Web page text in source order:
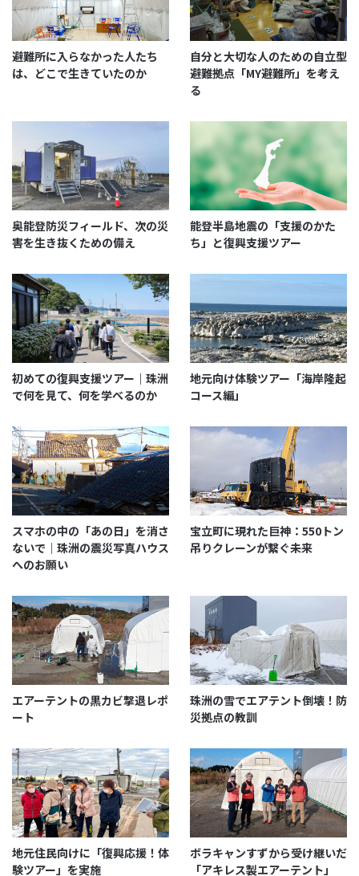
人が快適に過ごせるしっかりとした「床」を作るため
には、まずこの泥を撤去し、下地を整えることが絶対
条件です。
立ち上がったのは宮口。「やるしかない！」という気
合とともに、高圧洗浄機とスコップを手に、泥との格
闘が始まりました。
避難所に入らなかった人たち
は、どこで生きていたのか
自分と大切な人のための自立型
避難拠点「MY避難所」を考え
る
奥能登防災フィールド、次の災
害を生き抜くための備え
能登半島地震の「支援のかた
ち」と復興支援ツアー
初めての復興支援ツアー｜珠洲
で何を見て、何を学べるのか
地元向け体験ツアー「海岸隆起
コース編」
スマホの中の「あの日」を消さ
ないで｜珠洲の震災写真ハウス
へのお願い
宝立町に現れた巨神：550トン
吊りクレーンが繋ぐ未来
エアーテントの黒カビ撃退レポ
ート
珠洲の雪でエアテント倒壊！防
災拠点の教訓
地元住民向けに「復興応援！体
験ツアー」を実施
ボラキャンすずから受け継いだ
「アキレス製エアーテント」